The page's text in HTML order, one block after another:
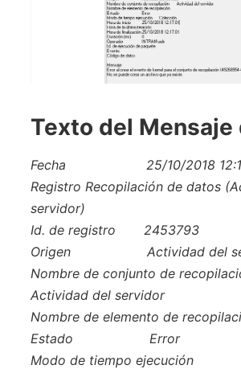
Texto del Mensaje
Fecha 25/10/2018
Registro Recopilación de datos
servidor)
Id. de registro 2453793
Origen Actividad del
Nombre de conjunto de
Actividad del servidor
Nombre de elemento de
Estado Error
Modo de tiempo ejecución